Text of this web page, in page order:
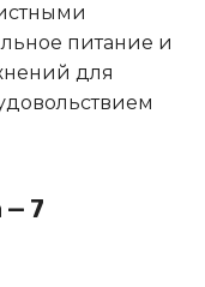
питание и
для
— 7